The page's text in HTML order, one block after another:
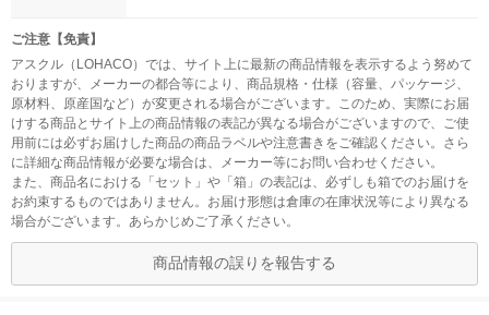
ご注意【免責】
アスクル（LOHACO）では、サイト上に最新の商品情報を表示するよう努めて
おりますが、メーカーの都合等により、商品規格・仕様（容量、パッケージ、
原材料、原産国など）が変更される場合がございます。このため、実際にお届
けする商品とサイト上の商品情報の表記が異なる場合がございますので、ご使
用前には必ずお届けした商品の商品ラベルや注意書きをご確認ください。さら
に詳細な商品情報が必要な場合は、メーカー等にお問い合わせください。
また、商品名における「セット」や「箱」の表記は、必ずしも箱でのお届けを
お約束するものではありません。お届け形態は倉庫の在庫状況等により異なる
場合がございます。あらかじめご了承ください。
商品情報の誤りを報告する